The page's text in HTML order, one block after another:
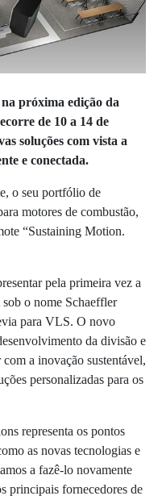
próxima edição da
de 10 a 14 de
soluções com vista a
e conectada.
o seu portfólio de
motores de combustão,
“Sustaining Motion.
pela primeira vez a
o nome Schaeffler
para VLS. O novo
da divisão e
a inovação sustentável,
personalizadas para os
representa os pontos
as novas tecnologias e
a fazê-lo novamente
principais fornecedores de